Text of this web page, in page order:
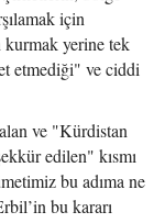
için
yerine tek
etmediği" ve ciddi
ve "Kürdistan
edilen" kısmı
bu adıma ne
bu kararı